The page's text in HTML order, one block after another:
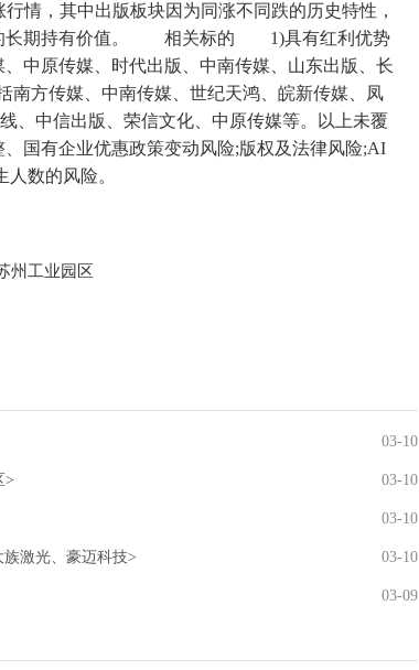
情，其中出版板块因为同涨不同跌的历史特性，
的长期持有价值。 相关标的 1)具有红利优势
中原传媒、时代出版、中南传媒、山东出版、长
南方传媒、中南传媒、世纪天鸿、皖新传媒、凤
、中信出版、荣信文化、中原传媒等。以上未覆
有企业优惠政策变动风险;版权及法律风险;AI
数的风险。
州工业园区
03-10
> 03-10
03-10
激光、豪迈科技> 03-10
03-09